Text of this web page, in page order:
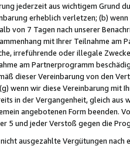
jederzeit aus wichtigem Grund
erheblich verletzen; (b)
von 7 Tagen nach unserer
mit Ihrer Teilnahme am
irreführende oder illegale
am Partnerprogramm
dieser Vereinbarung von den
wenn wir diese Vereinbarung mit
in der Vergangenheit, gleich
angebotenen Form beenden.
5 und jeder Verstoß gegen die
ausgezahlte Vergütungen